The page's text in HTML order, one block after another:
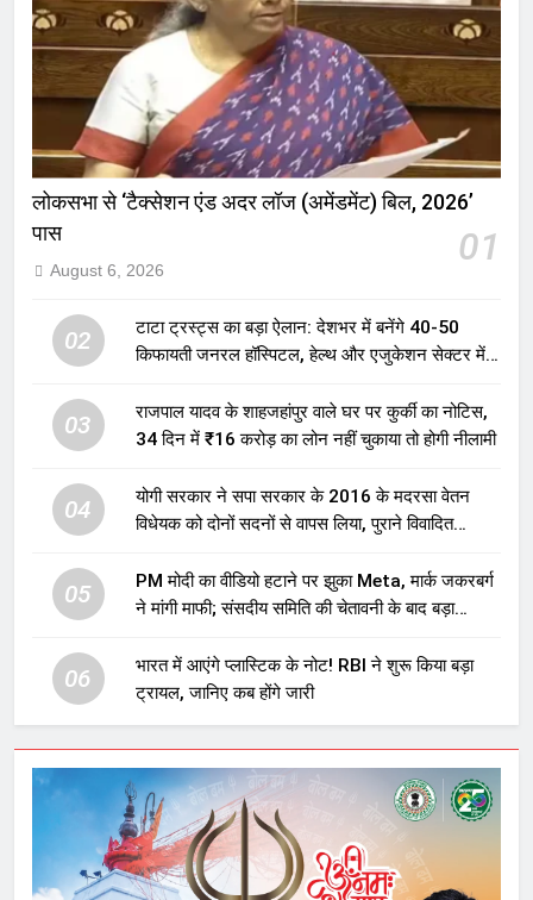
लोकसभा से ‘टैक्सेशन एंड अदर लॉज (अमेंडमेंट) बिल, 2026’
पास
01
August 6, 2026
02
टाटा ट्रस्ट्स का बड़ा ऐलान: देशभर में बनेंगे 40-50
किफायती जनरल हॉस्पिटल, हेल्थ और एजुकेशन सेक्टर में
03
राजपाल यादव के शाहजहांपुर वाले घर पर कुर्की का नोटिस,
34 दिन में ₹16 करोड़ का लोन नहीं चुकाया तो होगी नीलामी
04
योगी सरकार ने सपा सरकार के 2016 के मदरसा वेतन
विधेयक को दोनों सदनों से वापस लिया, पुराने विवादित
05
PM मोदी का वीडियो हटाने पर झुका Meta, मार्क जकरबर्ग
ने मांगी माफी; संसदीय समिति की चेतावनी के बाद बड़ा
06
भारत में आएंगे प्लास्टिक के नोट! RBI ने शुरू किया बड़ा
ट्रायल, जानिए कब होंगे जारी